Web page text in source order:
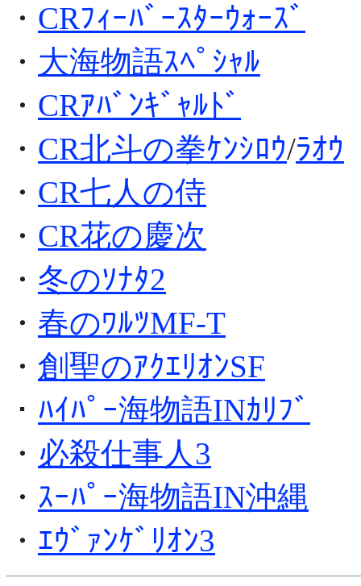
・ CRﾌｨｰﾊﾞｰｽﾀｰｳｫｰｽﾞ
・ 大海物語ｽﾍﾟｼｬﾙ
・ CRｱﾊﾞﾝｷﾞｬﾙﾄﾞ
・ CR北斗の拳ｹﾝｼﾛｳ/ﾗｵｳ
・ CR七人の侍
・ CR花の慶次
・ 冬のｿﾅﾀ2
・ 春のﾜﾙﾂMF-T
・ 創聖のｱｸｴﾘｵﾝSF
・ ﾊｲﾊﾟｰ海物語INｶﾘﾌﾞ
・ 必殺仕事人3
・ ｽｰﾊﾟｰ海物語IN沖縄
・ ｴｳﾞｧﾝｹﾞﾘｵﾝ3